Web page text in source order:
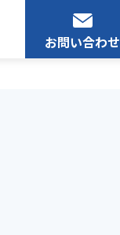
お問い合わせ